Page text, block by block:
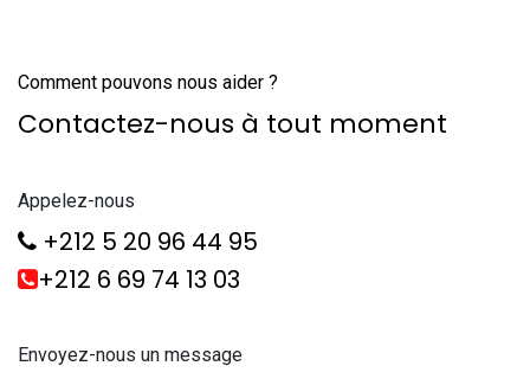
Comment pouvons nous aider ?
Contactez-nous à tout moment
Appelez-nous
+212 5 20 96 44 95
+212 6 69 74 13 03
Envoyez-nous un message